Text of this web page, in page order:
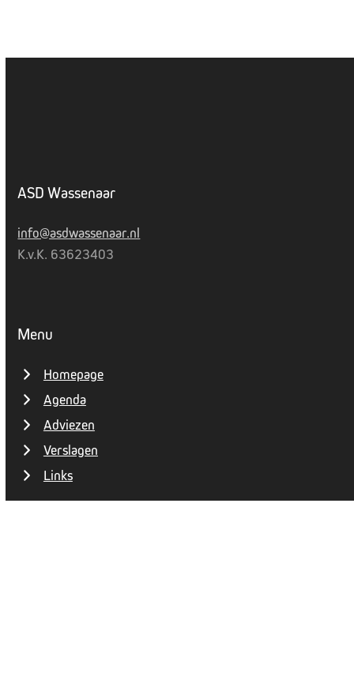
ASD Wassenaar
info@asdwassenaar.nl
K.v.K. 63623403
Menu
Homepage
Agenda
Adviezen
Verslagen
Links